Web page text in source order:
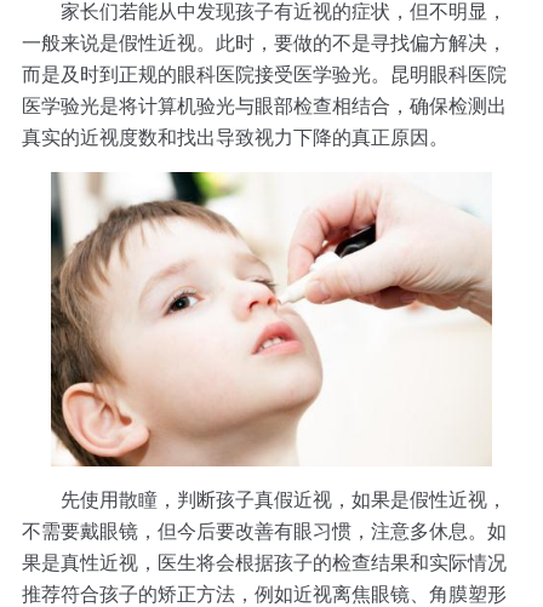
家长们若能从中发现孩子有近视的症状，但不明显，
一般来说是假性近视。此时，要做的不是寻找偏方解决，
而是及时到正规的眼科医院接受医学验光。昆明眼科医院
医学验光是将计算机验光与眼部检查相结合，确保检测出
真实的近视度数和找出导致视力下降的真正原因。
先使用散瞳，判断孩子真假近视，如果是假性近视，
不需要戴眼镜，但今后要改善有眼习惯，注意多休息。如
果是真性近视，医生将会根据孩子的检查结果和实际情况
推荐符合孩子的矫正方法，例如近视离焦眼镜、角膜塑形